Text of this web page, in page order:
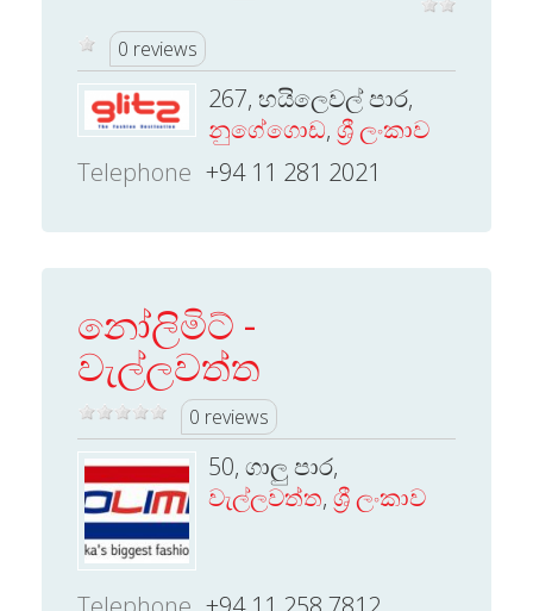
0 reviews
267, හයිලෙවල් පාර,
නුගේගොඩ, ශ්‍රී ලංකාව
Telephone +94 11 281 2021
නෝලිමිට් -
වැල්ලවත්ත
0 reviews
50, ගාලු පාර,
වැල්ලවත්ත, ශ්‍රී ලංකාව